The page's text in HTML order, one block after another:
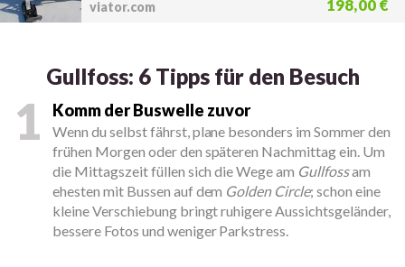
viator.com
198,00 €
Gullfoss: 6 Tipps für den Besuch
1 Komm der Buswelle zuvor
Wenn du selbst fährst, plane besonders im Sommer den
frühen Morgen oder den späteren Nachmittag ein. Um
die Mittagszeit füllen sich die Wege am Gullfossam
ehesten mit Bussen auf dem Golden Circle; schon eine
kleine Verschiebung bringt ruhigere Aussichtsgeländer,
bessere Fotos und weniger Parkstress.